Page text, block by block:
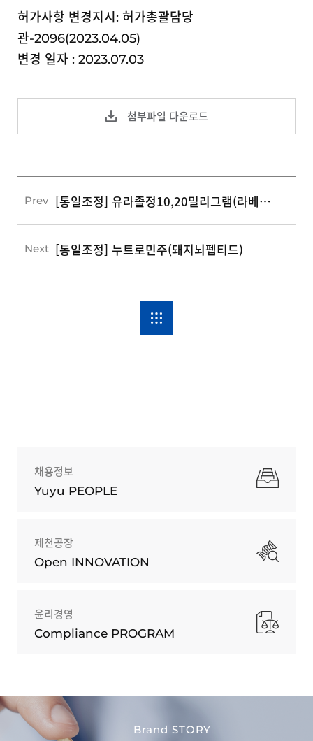
허가사항 변경지시: 허가총괄담당
관-2096(2023.04.05)
변경 일자 : 2023.07.03
첨부파일 다운로드
Prev [통일조정] 유라졸정10,20밀리그램(라베프라졸나트륨제제)
Next [통일조정] 누트로민주(돼지뇌펩티드)
채용정보
Yuyu PEOPLE
제천공장
Open INNOVATION
윤리경영
Compliance PROGRAM
Brand STORY